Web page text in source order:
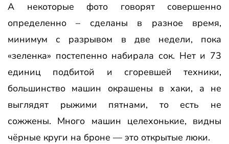
А некоторые фото говорят совершенно
определенно – сделаны в разное время,
минимум с разрывом в две недели, пока
«зеленка» постепенно набирала сок. Нет и 73
единиц подбитой и сгоревшей техники,
большинство машин окрашены в хаки, а не
выглядят рыжими пятнами, то есть не
сожжены. Много машин целехонькие, видны
чёрные круги на броне — это открытые люки.